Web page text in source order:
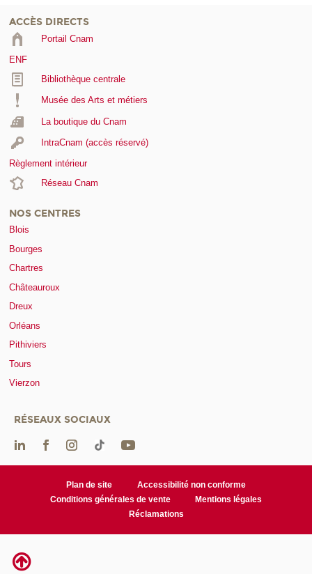
ACCÈS DIRECTS
Portail Cnam
ENF
Bibliothèque centrale
Musée des Arts et métiers
La boutique du Cnam
IntraCnam (accès réservé)
Règlement intérieur
Réseau Cnam
NOS CENTRES
Blois
Bourges
Chartres
Châteauroux
Dreux
Orléans
Pithiviers
Tours
Vierzon
RÉSEAUX SOCIAUX
Plan de site
Accessibilité non conforme
Conditions générales de vente
Mentions légales
Réclamations